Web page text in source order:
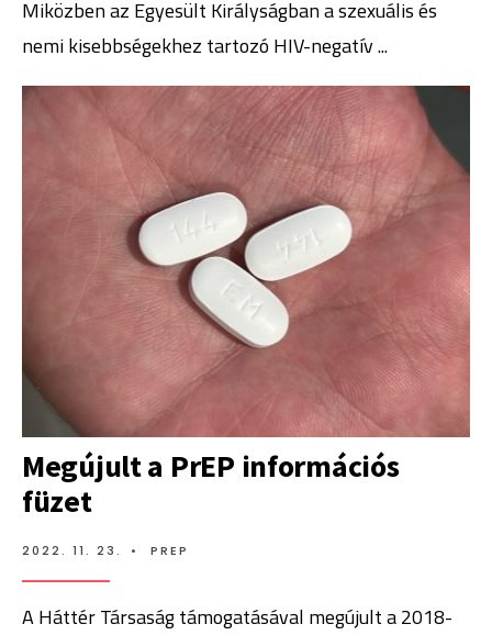
Miközben az Egyesült Királyságban a szexuális és
nemi kisebbségekhez tartozó HIV-negatív...
Megújult a PrEP információs
füzet
2022. 11. 23. • PREP
A Háttér Társaság támogatásával megújult a 2018-